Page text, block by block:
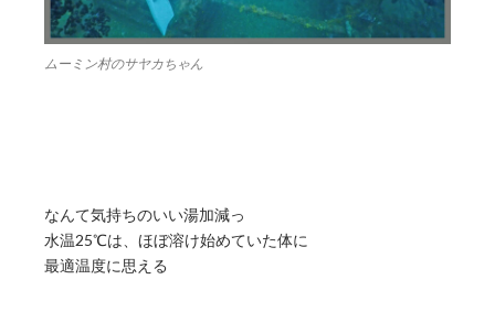
ムーミン村のサヤカちゃん
なんて気持ちのいい湯加減っ
水温25℃は、ほぼ溶け始めていた体に
最適温度に思える